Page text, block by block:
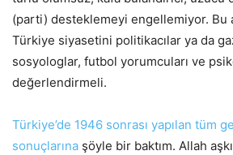
(parti) desteklemeyi engellemiyor. Bu
Türkiye siyasetini politikacılar ya da
sosyologlar, futbol yorumcuları ve
değerlendirmeli.
Türkiye’de 1946 sonrası yapılan tüm
sonuçlarına şöyle bir baktım. Allah